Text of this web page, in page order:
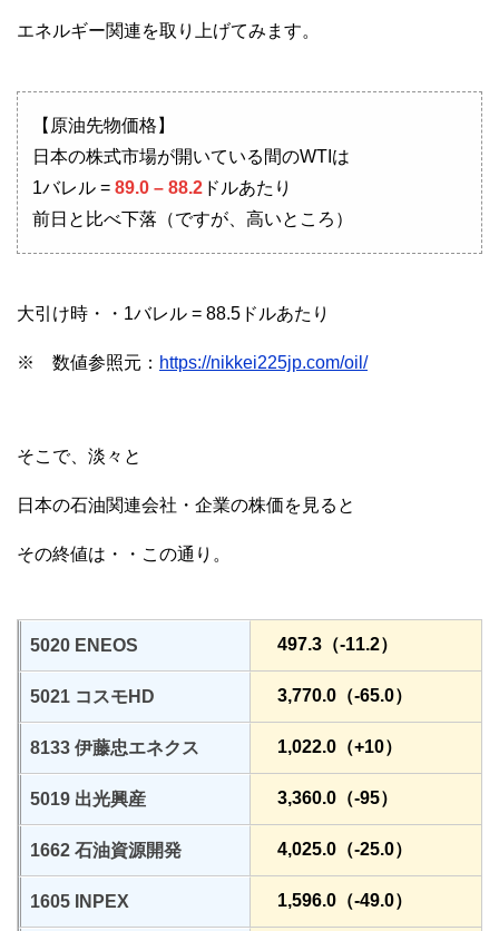
エネルギー関連を取り上げてみます。
【原油先物価格】
日本の株式市場が開いている間のWTIは
1バレル = 89.0 – 88.2ドルあたり
前日と比べ下落（ですが、高いところ）
大引け時・・1バレル = 88.5ドルあたり
※ 数値参照元： https://nikkei225jp.com/oil/
そこで、淡々と
日本の石油関連会社・企業の株価を見ると
その終値は・・この通り。
5020 ENEOS 497.3（-11.2）
5021 コスモHD 3,770.0（-65.0）
8133 伊藤忠エネクス 1,022.0（+10）
5019 出光興産 3,360.0（-95）
1662 石油資源開発 4,025.0（-25.0）
1605 INPEX 1,596.0（-49.0）